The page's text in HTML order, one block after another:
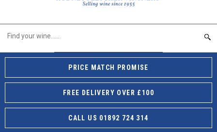
PRICE MATCH PROMISE
FREE DELIVERY OVER £100
CALL US 01892 724 314